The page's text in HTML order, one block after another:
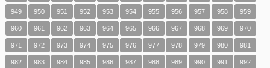
949 950 951 952 953 954 955 956 957 958 959
960 961 962 963 964 965 966 967 968 969 970
971 972 973 974 975 976 977 978 979 980 981
982 983 984 985 986 987 988 989 990 991 992